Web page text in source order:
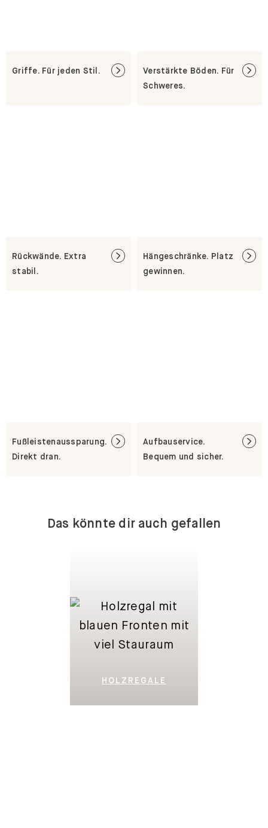
Griffe. Für jeden Stil.
Verstärkte Böden. Für
Schweres.
Rückwände. Extra
stabil.
Hängeschränke. Platz
gewinnen.
Fußleistenaussparung.
Direkt dran.
Aufbauservice.
Bequem und sicher.
Das könnte dir auch gefallen
HOLZREGALE